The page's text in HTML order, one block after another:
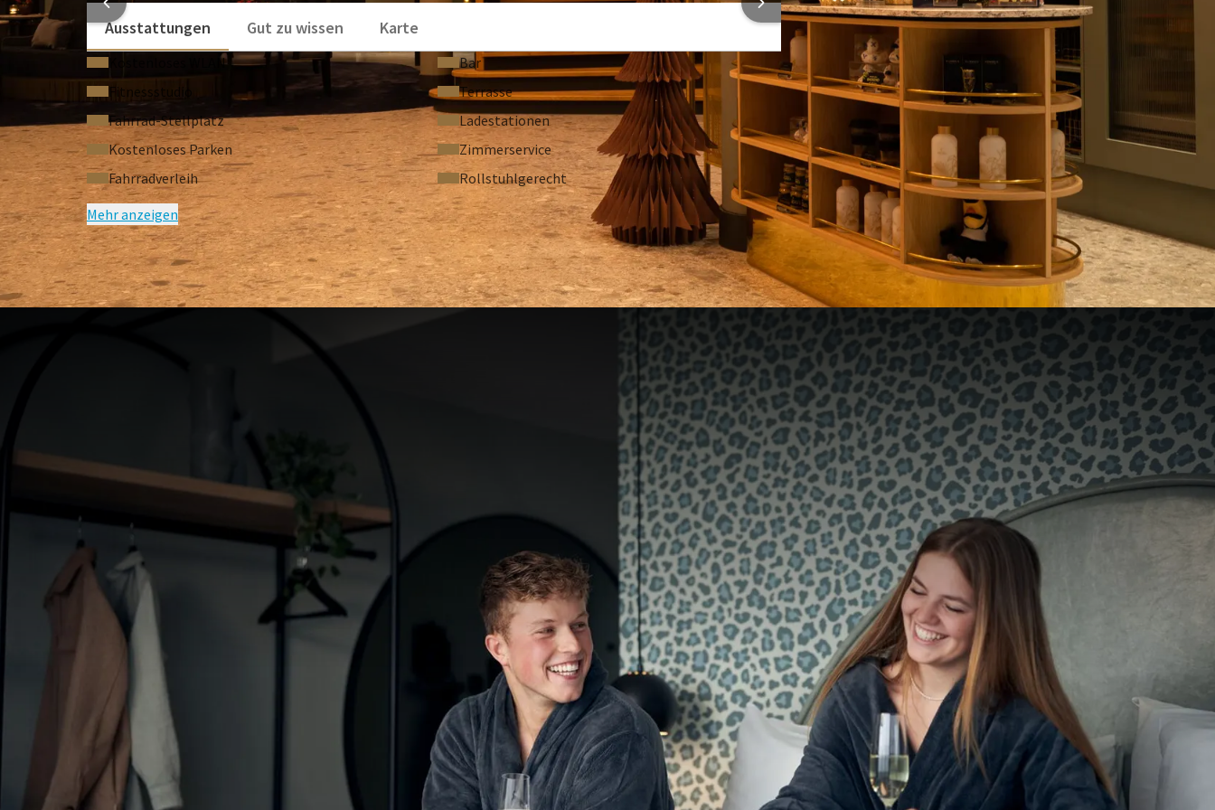
Ausstattungen
Gut zu wissen Karte
Kostenloses WLAN
Bar
Fitnessstudio
Terrasse
Fahrrad-Stellplatz
Ladestationen
Kostenloses Parken
Zimmerservice
Fahrradverleih
Rollstuhlgerecht
Mehr anzeigen
HÄUFIG GESTELLTE FRAGEN
Bedingungen des Arrangements
Nach Verfügbarkeit